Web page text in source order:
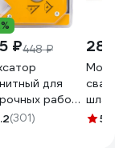
₽448 ₽
для
работ
50 LB
(301) 5